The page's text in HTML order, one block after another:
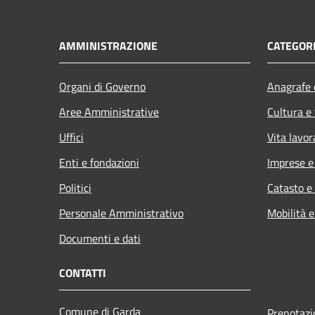
AMMINISTRAZIONE
Organi di Governo
Aree Amministrative
Uffici
Enti e fondazioni
Politici
Personale Amministrativo
Documenti e dati
Cultura
Vita
Imprese
Catasto
Mobilità
CONTATTI
Comune di Garda